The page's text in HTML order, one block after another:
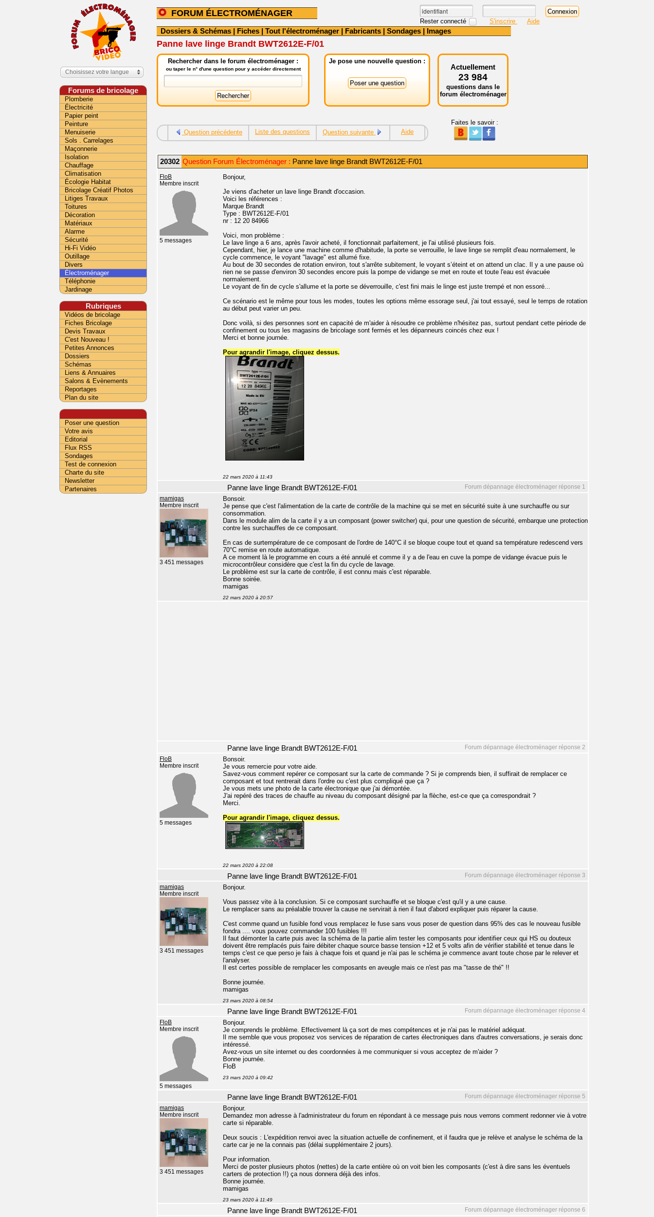
FORUM ÉLECTROMÉNAGER
Rester connecté S'inscrire Aide
Dossiers & Schémas | Fiches | Tout l'électroménager | Fabricants | Sondages | Images
Panne lave linge Brandt BWT2612E-F/01
Rechercher dans le forum électroménager :
ou taper le n° d'une question pour y accéder directement
Je pose une nouvelle question :
Actuellement
23 984
questions dans le
forum électroménager
Question précédente Liste des questions Question suivante Aide
Faites le savoir :
20302 Question Forum Électroménager : Panne lave linge Brandt BWT2612E-F/01
FloB
Membre inscrit
5 messages
Bonjour,
Je viens d'acheter un lave linge Brandt d'occasion.
Voici les références :
Marque Brandt
Type : BWT2612E-F/01
nr : 12 20 84966
Voici, mon problème :
Le lave linge a 6 ans, après l'avoir acheté, il fonctionnait parfaitement, je l'ai utilisé plusieurs fois.
Cependant, hier, je lance une machine comme d'habitude, la porte se verrouille, le lave linge se remplit d'eau normalement, le
cycle commence, le voyant "lavage" est allumé fixe.
Au bout de 30 secondes de rotation environ, tout s'arrête subitement, le voyant s’éteint et on attend un clac. Il y a une pause où
rien ne se passe d'environ 30 secondes encore puis la pompe de vidange se met en route et toute l'eau est évacuée
normalement.
Le voyant de fin de cycle s'allume et la porte se déverrouille, c'est fini mais le linge est juste trempé et non essoré...
Ce scénario est le même pour tous les modes, toutes les options même essorage seul, j'ai tout essayé, seul le temps de rotation
au début peut varier un peu.
Donc voilà, si des personnes sont en capacité de m'aider à résoudre ce problème n'hésitez pas, surtout pendant cette période de
confinement ou tous les magasins de bricolage sont fermés et les dépanneurs coincés chez eux !
Merci et bonne journée.
Pour agrandir l'image, cliquez dessus.
22 mars 2020 à 11:43
Forum dépannage électroménager réponse 1
Panne lave linge Brandt BWT2612E-F/01
mamigas
Membre inscrit
3 451 messages
Bonsoir.
Je pense que c'est l'alimentation de la carte de contrôle de la machine qui se met en sécurité suite à une surchauffe ou sur
consommation.
Dans le module alim de la carte il y a un composant (power switcher) qui, pour une question de sécurité, embarque une protection
contre les surchauffes de ce composant.
En cas de surtempérature de ce composant de l'ordre de 140°C il se bloque coupe tout et quand sa température redescend vers
70°C remise en route automatique.
A ce moment là le programme en cours a été annulé et comme il y a de l'eau en cuve la pompe de vidange évacue puis le
microcontrôleur considère que c'est la fin du cycle de lavage.
Le problème est sur la carte de contrôle, il est connu mais c'est réparable.
Bonne soirée.
mamigas
22 mars 2020 à 20:57
Forum dépannage électroménager réponse 2
Panne lave linge Brandt BWT2612E-F/01
FloB
Membre inscrit
5 messages
Bonsoir.
Je vous remercie pour votre aide.
Savez-vous comment repérer ce composant sur la carte de commande ? Si je comprends bien, il suffirait de remplacer ce
composant et tout rentrerait dans l'ordre ou c'est plus compliqué que ça ?
Je vous mets une photo de la carte électronique que j'ai démontée.
J'ai repéré des traces de chauffe au niveau du composant désigné par la flèche, est-ce que ça correspondrait ?
Merci.
Pour agrandir l'image, cliquez dessus.
22 mars 2020 à 22:08
Forum dépannage électroménager réponse 3
Panne lave linge Brandt BWT2612E-F/01
mamigas
Membre inscrit
3 451 messages
Bonjour.
Vous passez vite à la conclusion. Si ce composant surchauffe et se bloque c'est qu'il y a une cause.
Le remplacer sans au préalable trouver la cause ne servirait à rien il faut d'abord expliquer puis réparer la cause.
C'est comme quand un fusible fond vous remplacez le fuse sans vous poser de question dans 95% des cas le nouveau fusible
fondra .... vous pouvez commander 100 fusibles !!!
Il faut démonter la carte puis avec la schéma de la partie alim tester les composants pour identifier ceux qui HS ou douteux
doivent être remplacés puis faire débiter chaque source basse tension +12 et 5 volts afin de vérifier stabilité et tenue dans le
temps c'est ce que perso je fais à chaque fois et quand je n'ai pas le schéma je commence avant toute chose par le relever et
l'analyser.
Il est certes possible de remplacer les composants en aveugle mais ce n'est pas ma "tasse de thé" !!
Bonne journée.
mamigas
23 mars 2020 à 08:54
Forum dépannage électroménager réponse 4
Panne lave linge Brandt BWT2612E-F/01
FloB
Membre inscrit
5 messages
Bonjour.
Je comprends le problème. Effectivement là ça sort de mes compétences et je n'ai pas le matériel adéquat.
Il me semble que vous proposez vos services de réparation de cartes électroniques dans d'autres conversations, je serais donc
intéressé.
Avez-vous un site internet ou des coordonnées à me communiquer si vous acceptez de m'aider ?
Bonne journée.
FloB
23 mars 2020 à 09:42
Forum dépannage électroménager réponse 5
Panne lave linge Brandt BWT2612E-F/01
mamigas
Membre inscrit
3 451 messages
Bonjour.
Demandez mon adresse à l'administrateur du forum en répondant à ce message puis nous verrons comment redonner vie à votre
carte si réparable.
Deux soucis : L'expédition renvoi avec la situation actuelle de confinement, et il faudra que je relève et analyse le schéma de la
carte car je ne la connais pas (délai supplémentaire 2 jours).
Pour information.
Merci de poster plusieurs photos (nettes) de la carte entière où on voit bien les composants (c'est à dire sans les éventuels
carters de protection !!) ça nous donnera déjà des infos.
Bonne journée.
mamigas
23 mars 2020 à 11:49
Forum dépannage électroménager réponse 6
Panne lave linge Brandt BWT2612E-F/01
Choisissez votre langue
Forums de bricolage
Plomberie
Électricité
Papier peint
Peinture
Menuiserie
Sols . Carrelages
Maçonnerie
Isolation
Chauffage
Climatisation
Écologie Habitat
Bricolage Créatif Photos
Litiges Travaux
Toitures
Décoration
Matériaux
Alarme
Sécurité
Hi-Fi Vidéo
Outillage
Divers
Électroménager
Téléphonie
Jardinage
Rubriques
Vidéos de bricolage
Fiches Bricolage
Devis Travaux
C'est Nouveau !
Petites Annonces
Dossiers
Schémas
Liens & Annuaires
Salons & Evènements
Reportages
Plan du site
Poser une question
Votre avis
Editorial
Flux RSS
Sondages
Test de connexion
Charte du site
Newsletter
Partenaires